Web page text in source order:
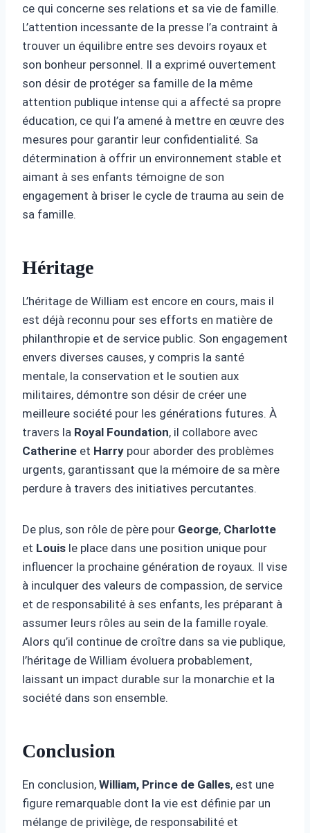
ce qui concerne ses relations et sa vie de famille.
L’attention incessante de la presse l’a contraint à
trouver un équilibre entre ses devoirs royaux et
son bonheur personnel. Il a exprimé ouvertement
son désir de protéger sa famille de la même
attention publique intense qui a affecté sa propre
éducation, ce qui l’a amené à mettre en œuvre des
mesures pour garantir leur confidentialité. Sa
détermination à offrir un environnement stable et
aimant à ses enfants témoigne de son
engagement à briser le cycle de trauma au sein de
sa famille.
Héritage
L’héritage de William est encore en cours, mais il
est déjà reconnu pour ses efforts en matière de
philanthropie et de service public. Son engagement
envers diverses causes, y compris la santé
mentale, la conservation et le soutien aux
militaires, démontre son désir de créer une
meilleure société pour les générations futures. À
travers la Royal Foundation, il collabore avec
Catherine et Harry pour aborder des problèmes
urgents, garantissant que la mémoire de sa mère
perdure à travers des initiatives percutantes.
De plus, son rôle de père pour George, Charlotte
et Louis le place dans une position unique pour
influencer la prochaine génération de royaux. Il vise
à inculquer des valeurs de compassion, de service
et de responsabilité à ses enfants, les préparant à
assumer leurs rôles au sein de la famille royale.
Alors qu’il continue de croître dans sa vie publique,
l’héritage de William évoluera probablement,
laissant un impact durable sur la monarchie et la
société dans son ensemble.
Conclusion
En conclusion, William, Prince de Galles, est une
figure remarquable dont la vie est définie par un
mélange de privilège, de responsabilité et